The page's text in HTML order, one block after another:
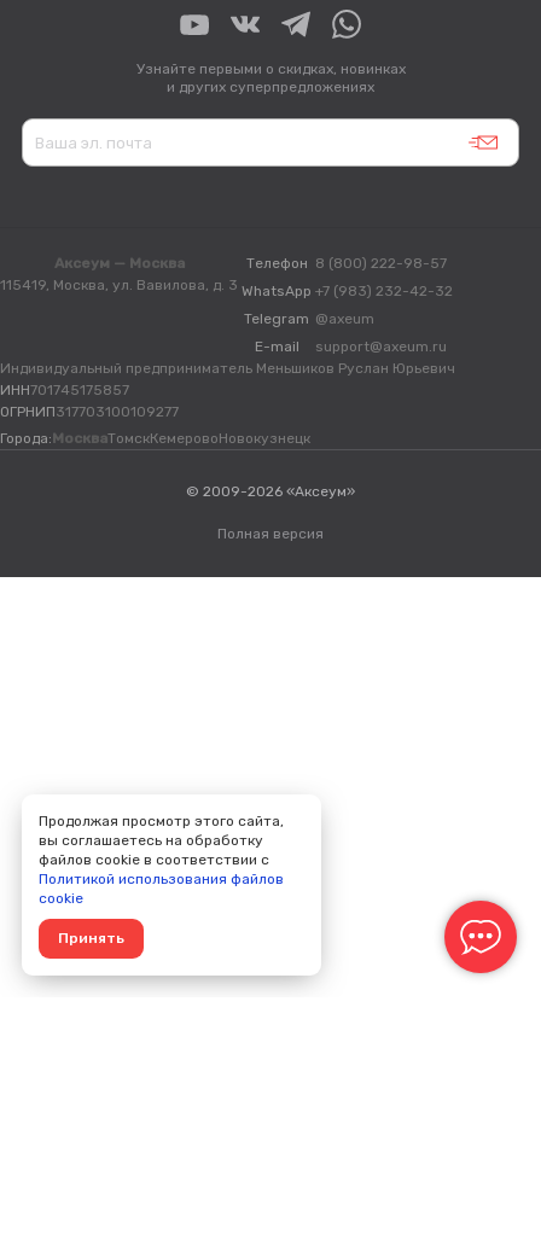
Узнайте первыми о скидках, новинках
и других суперпредложениях
Аксеум — Москва
115419, Москва, ул. Вавилова, д. 3
Телефон 8 (800) 222-98-57
WhatsApp +7 (983) 232-42-32
Telegram @axeum
E-mail
support@axeum.ru
Индивидуальный предприниматель Меньшиков Руслан Юрьевич
ИНН701745175857
ОГРНИП317703100109277
Города: МоскваТомскКемеровоНовокузнецк
© 2009-2026 «Аксеум»
Полная версия
Продолжая просмотр этого сайта,
вы соглашаетесь на обработку
файлов cookie в соответствии с
Политикой использования файлов
cookie
Принять